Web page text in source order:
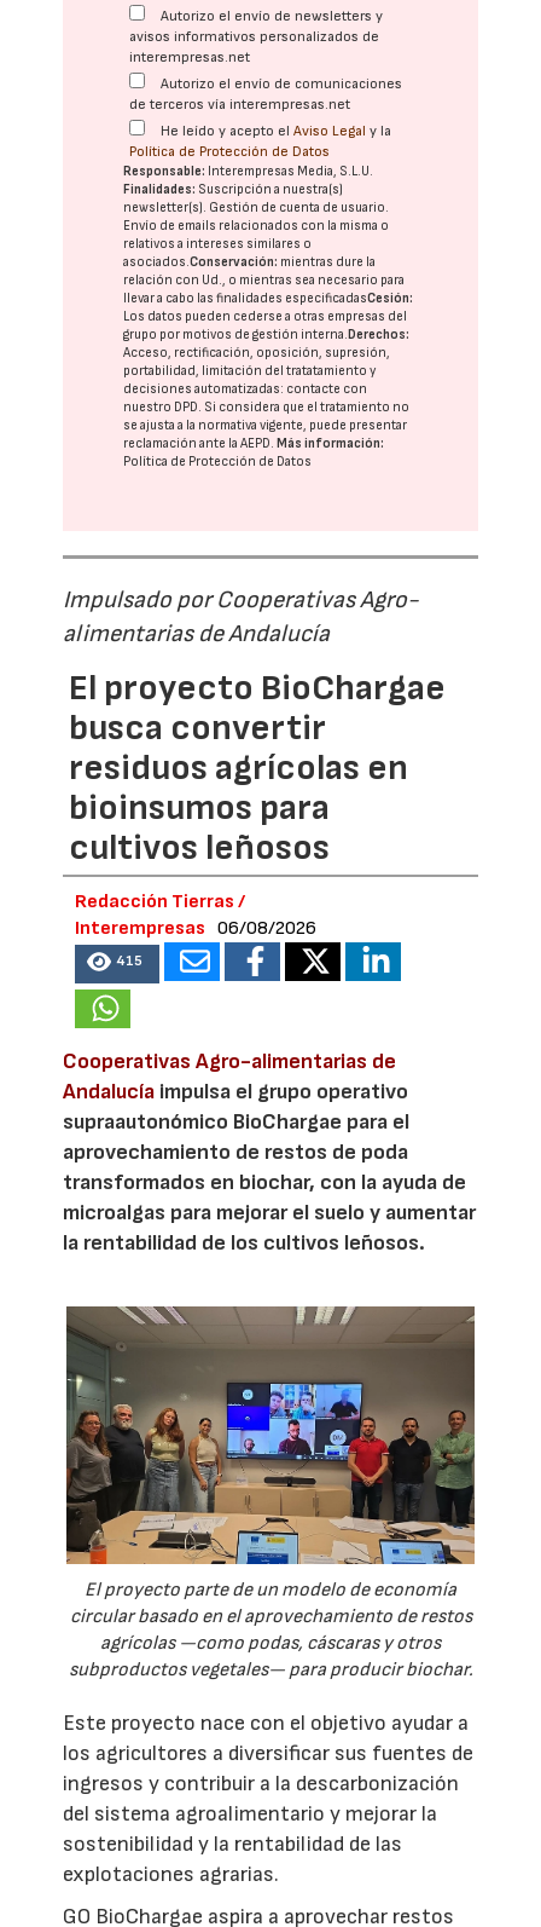
Autorizo el envío de newsletters y
avisos informativos personalizados de
interempresas.net
Autorizo el envío de comunicaciones
de terceros vía interempresas.net
He leído y acepto elAviso Legal y la
Política de Protección de Datos
Responsable: Interempresas Media, S.L.U.
Finalidades: Suscripción a nuestra(s)
newsletter(s). Gestión de cuenta de usuario.
Envío de emails relacionados con la misma o
relativos a intereses similares o
asociados.Conservación: mientras dure la
relación con Ud., o mientras sea necesario para
llevar a cabo las finalidades especificadasCesión:
Los datos pueden cederse a otras empresas del
grupo por motivos de gestión interna. Derechos:
Acceso, rectificación, oposición, supresión,
portabilidad, limitación del tratatamiento y
decisiones automatizadas: contacte con
nuestro DPD. Si considera que el tratamiento no
se ajusta a la normativa vigente, puede presentar
reclamación ante laAEPD. Más información:
Política de Protección de Datos
Impulsado por Cooperativas Agro-
alimentarias de Andalucía
El proyecto BioChargae
busca convertir
residuos agrícolas en
bioinsumos para
cultivos leñosos
Redacción Tierras /
Interempresas
06/08/2026
415
Cooperativas Agro-alimentarias de
Andalucía impulsa el grupo operativo
supraautonómico BioChargae para el
aprovechamiento de restos de poda
transformados en biochar, con la ayuda de
microalgas para mejorar el suelo y aumentar
la rentabilidad de los cultivos leñosos.
El proyecto parte de un modelo de economía
circular basado en el aprovechamiento de restos
agrícolas —como podas, cáscaras y otros
subproductos vegetales— para producir biochar.
Este proyecto nace con el objetivo ayudar a
los agricultores a diversificar sus fuentes de
ingresos y contribuir a la descarbonización
del sistema agroalimentario y mejorar la
sostenibilidad y la rentabilidad de las
explotaciones agrarias.
GO BioChargae aspira a aprovechar restos